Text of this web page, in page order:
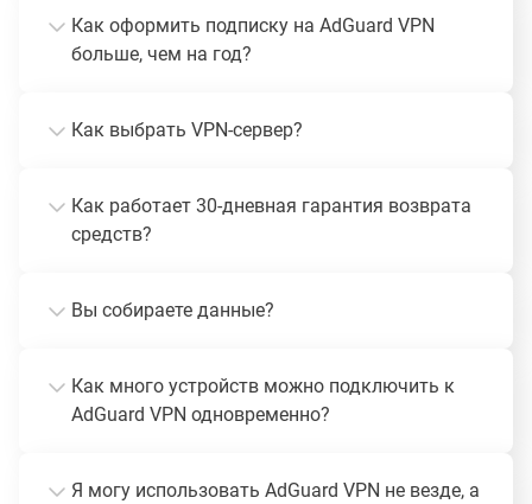
Как оформить подписку на AdGuard VPN
больше, чем на год?
Как выбрать VPN-сервер?
Как работает 30-дневная гарантия возврата
средств?
Вы собираете данные?
Как много устройств можно подключить к
AdGuard VPN одновременно?
Я могу использовать AdGuard VPN не везде, а